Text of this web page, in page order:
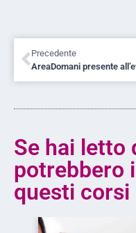
Precedente
Se hai letto
potrebbero
questi corsi